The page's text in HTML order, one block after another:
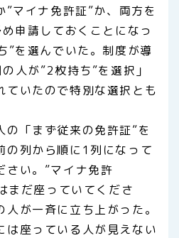
”マイナ免許証”か、両方を
申請しておくことになっ
”を選んでいた。制度が導
人が”2枚持ち”を選択」
ていたので特別な選択とも
の「まず従来の免許証”を
の列から順に1列になって
さい。”マイナ免許
まだ座っていてくださ
が一斉に立ち上がった。
は座っている人が見えない